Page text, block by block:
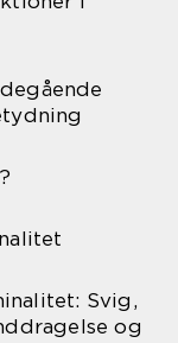
Svig,
og